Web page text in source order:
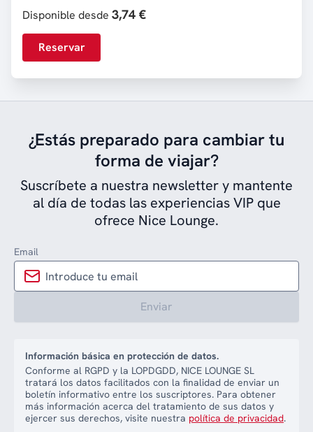
Disponible desde 3,74 €
Reservar
¿Estás preparado para cambiar tu
forma de viajar?
Suscríbete a nuestra newsletter y mantente
al día de todas las experiencias VIP que
ofrece Nice Lounge.
Email
Enviar
Información básica en protección de datos.
Conforme al RGPD y la LOPDGDD, NICE LOUNGE SL
tratará los datos facilitados con la finalidad de enviar un
boletín informativo entre los suscriptores. Para obtener
más información acerca del tratamiento de sus datos y
ejercer sus derechos, visite nuestra política de privacidad.